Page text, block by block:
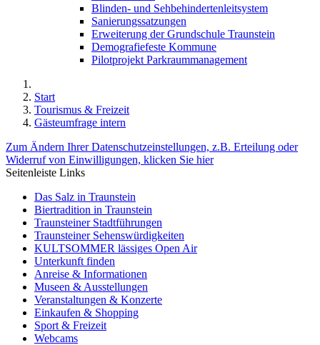
Blinden- und Sehbehindertenleitsystem
Sanierungssatzungen
Erweiterung der Grundschule Traunstein
Demografiefeste Kommune
Pilotprojekt Parkraummanagement
Start
Tourismus & Freizeit
Gästeumfrage intern
Zum Ändern Ihrer Datenschutzeinstellungen, z.B. Erteilung oder
Widerruf von Einwilligungen, klicken Sie hier
Seitenleiste Links
Das Salz in Traunstein
Biertradition in Traunstein
Traunsteiner Stadtführungen
Traunsteiner Sehenswürdigkeiten
KULTSOMMER lässiges Open Air
Unterkunft finden
Anreise & Informationen
Museen & Ausstellungen
Veranstaltungen & Konzerte
Einkaufen & Shopping
Sport & Freizeit
Webcams